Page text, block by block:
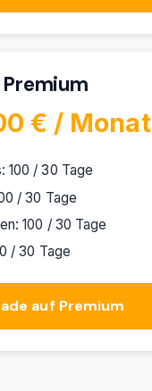
Premium
€ / Monat
100 / 30 Tage
/ 30 Tage
100 / 30 Tage
/ 30 Tage
auf Premium